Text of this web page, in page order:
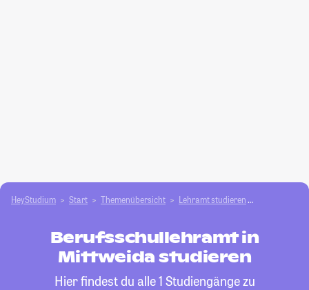
HeyStudium Start Themenübersicht Lehramt studieren
Berufsschullehramt in
Mittweida studieren
Hier findest du alle 1 Studiengänge zu